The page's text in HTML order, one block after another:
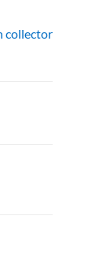
collector